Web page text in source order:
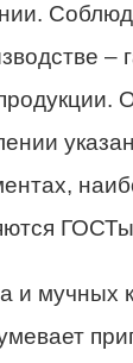
–
и мучных